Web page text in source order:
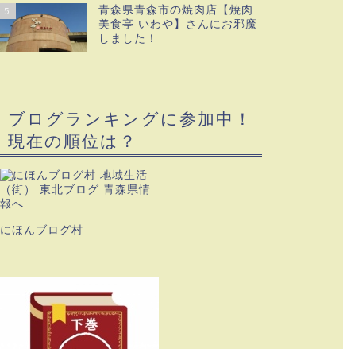
5
青森県青森市の焼肉店【焼肉
美食亭 いわや】さんにお邪魔
しました！
ブログランキングに参加中！
現在の順位は？
にほんブログ村